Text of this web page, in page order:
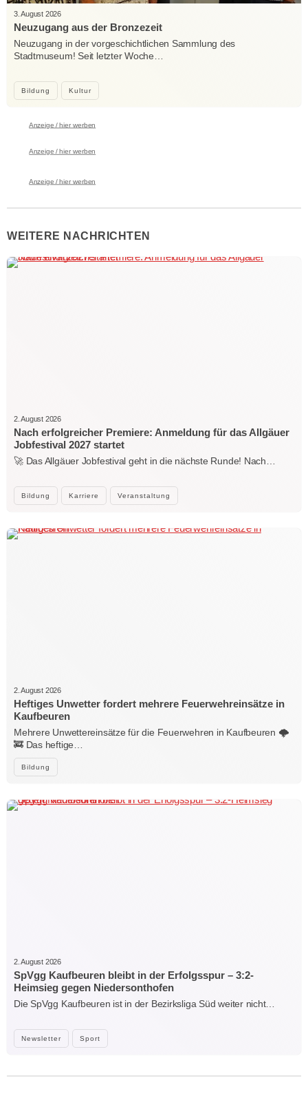
Bildung Kultur
3. August 2026
Neuzugang aus der Bronzezeit
Neuzugang in der vorgeschichtlichen Sammlung des
Stadtmuseum! Seit letzter Woche…
Anzeige / hier werben
Anzeige / hier werben
Anzeige / hier werben
WEITERE NACHRICHTEN
Bildung Karriere Veranstaltung
2. August 2026
Nach erfolgreicher Premiere: Anmeldung für das Allgäuer
Jobfestival 2027 startet
🚀 Das Allgäuer Jobfestival geht in die nächste Runde! Nach…
Bildung
2. August 2026
Heftiges Unwetter fordert mehrere Feuerwehreinsätze in
Kaufbeuren
Mehrere Unwettereinsätze für die Feuerwehren in Kaufbeuren 🌩️
🚒 Das heftige…
Newsletter Sport
2. August 2026
SpVgg Kaufbeuren bleibt in der Erfolgsspur – 3:2-
Heimsieg gegen Niedersonthofen
Die SpVgg Kaufbeuren ist in der Bezirksliga Süd weiter nicht…